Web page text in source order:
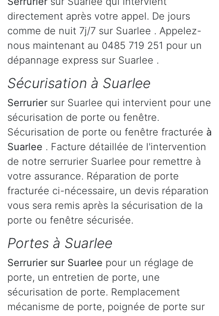
directement après votre appel. De jours
comme de nuit 7j/7 sur Suarlee . Appelez-
nous maintenant au 0485 719 251 pour un
dépannage express sur Suarlee .
Sécurisation à Suarlee
Serrurier sur Suarlee qui intervient pour une
sécurisation de porte ou fenêtre.
Sécurisation de porte ou fenêtre fracturée à
Suarlee . Facture détaillée de l'intervention
de notre serrurier Suarlee pour remettre à
votre assurance. Réparation de porte
fracturée ci-nécessaire, un devis réparation
vous sera remis après la sécurisation de la
porte ou fenêtre sécurisée.
Portes à Suarlee
Serrurier sur Suarlee pour un réglage de
porte, un entretien de porte, une
sécurisation de porte. Remplacement
mécanisme de porte, poignée de porte sur